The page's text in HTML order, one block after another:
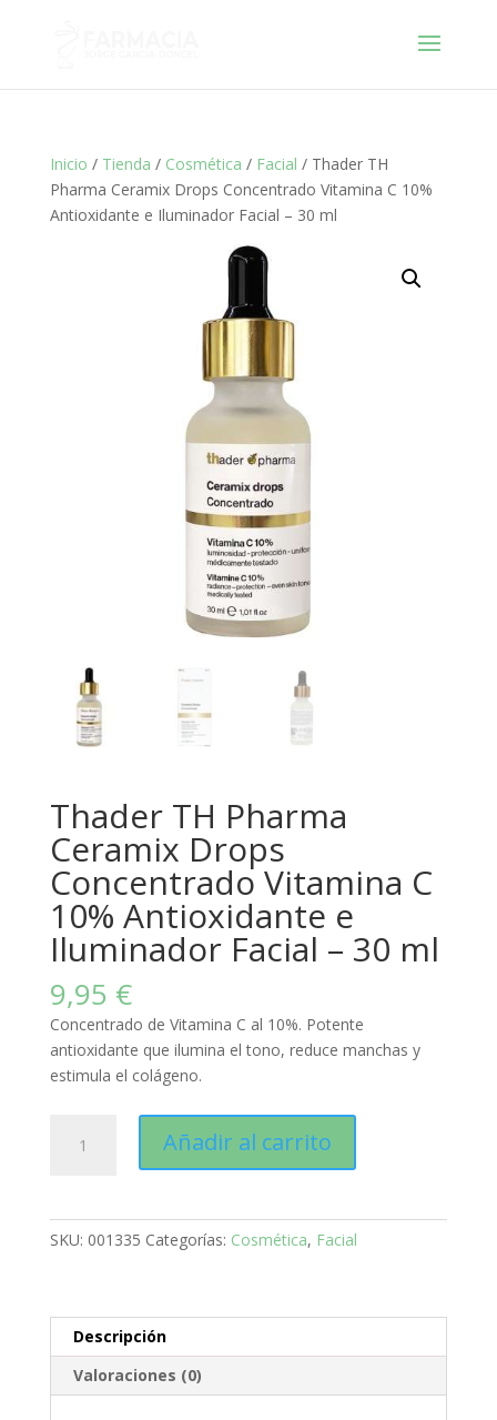
Inicio / Tienda / Cosmética / Facial / Thader TH
Pharma Ceramix Drops Concentrado Vitamina C 10%
Antioxidante e Iluminador Facial – 30 ml
Thader TH Pharma
Ceramix Drops
Concentrado Vitamina C
10% Antioxidante e
Iluminador Facial – 30 ml
9,95 €
Concentrado de Vitamina C al 10%. Potente
antioxidante que ilumina el tono, reduce manchas y
estimula el colágeno.
10%
Antioxidante
Añadir al carrito
SKU: 001335 Categorías: Cosmética, Facial
Descripción
Valoraciones (0)